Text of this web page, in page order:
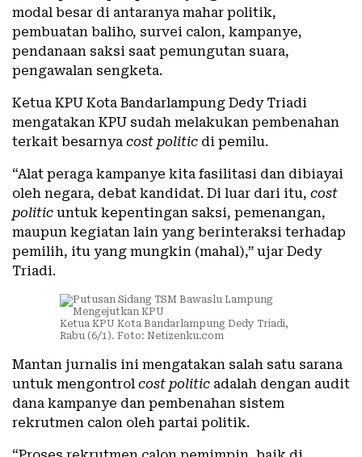
modal besar di antaranya mahar politik,
pembuatan baliho, survei calon, kampanye,
pendanaan saksi saat pemungutan suara,
pengawalan sengketa.
Ketua KPU Kota Bandarlampung Dedy Triadi
mengatakan KPU sudah melakukan pembenahan
terkait besarnya cost politic di pemilu.
“Alat peraga kampanye kita fasilitasi dan dibiayai
oleh negara, debat kandidat. Di luar dari itu, cost
politic untuk kepentingan saksi, pemenangan,
maupun kegiatan lain yang berinteraksi terhadap
pemilih, itu yang mungkin (mahal),” ujar Dedy
Triadi.
Ketua KPU Kota Bandarlampung Dedy Triadi,
Rabu (6/1). Foto: Netizenku.com
Mantan jurnalis ini mengatakan salah satu sarana
untuk mengontrol cost politic adalah dengan audit
dana kampanye dan pembenahan sistem
rekrutmen calon oleh partai politik.